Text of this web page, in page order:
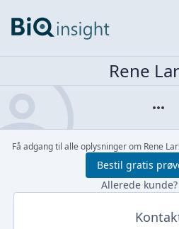
Rene
Få adgang til alle oplysninger om Rene
Bestil gratis
Allerede kunde?